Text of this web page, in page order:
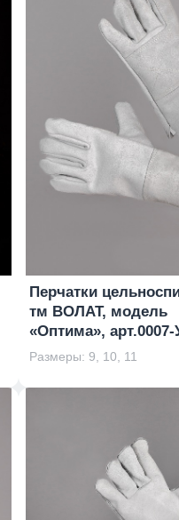
Перчатки
тм ВОЛАТ, модель
«Оптима», арт.0007-
Размеры: 9, 10, 11